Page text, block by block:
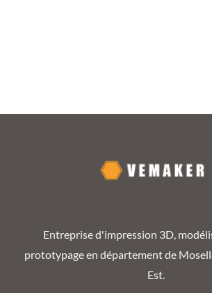
Entreprise d'impression 3D,
prototypage en département de
Est.